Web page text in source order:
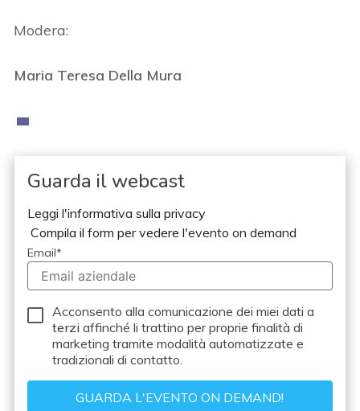
Modera:
Maria Teresa Della Mura
Guarda il webcast
Leggi l'informativa sulla privacy
Compila il form per vedere l'evento on demand
Email*
Acconsento alla comunicazione dei miei dati a
terzi affinché li trattino per proprie finalità di
marketing tramite modalità automatizzate e
tradizionali di contatto.